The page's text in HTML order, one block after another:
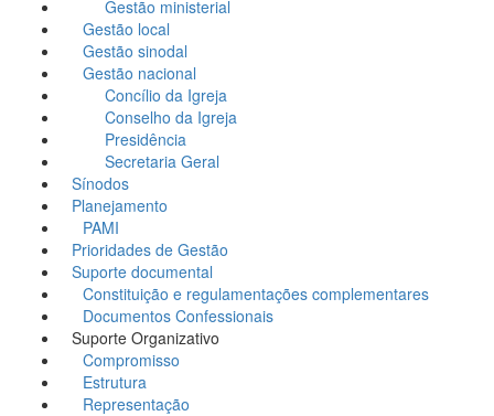
Gestão ministerial
Gestão local
Gestão sinodal
Gestão nacional
Concílio da Igreja
Conselho da Igreja
Presidência
Secretaria Geral
Sínodos
Planejamento
PAMI
Prioridades de Gestão
Suporte documental
Constituição e regulamentações complementares
Documentos Confessionais
Suporte Organizativo
Compromisso
Estrutura
Representação